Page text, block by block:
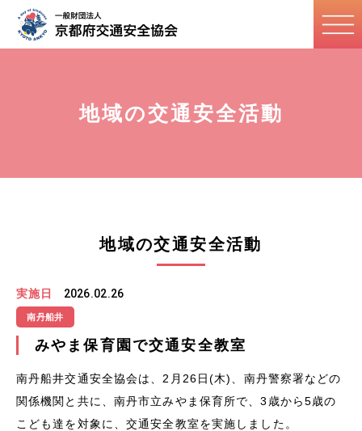
地域の交通安全活動
地域の交通安全活動
実施日 2026.02.26
南丹船井
みやま保育園で交通安全教室
南丹船井交通安全協会は、2月26日(木)、南丹警察署などの
関係機関と共に、南丹市立みやま保育所で、3歳から5歳の
こども達を対象に、交通安全教室を実施しました。